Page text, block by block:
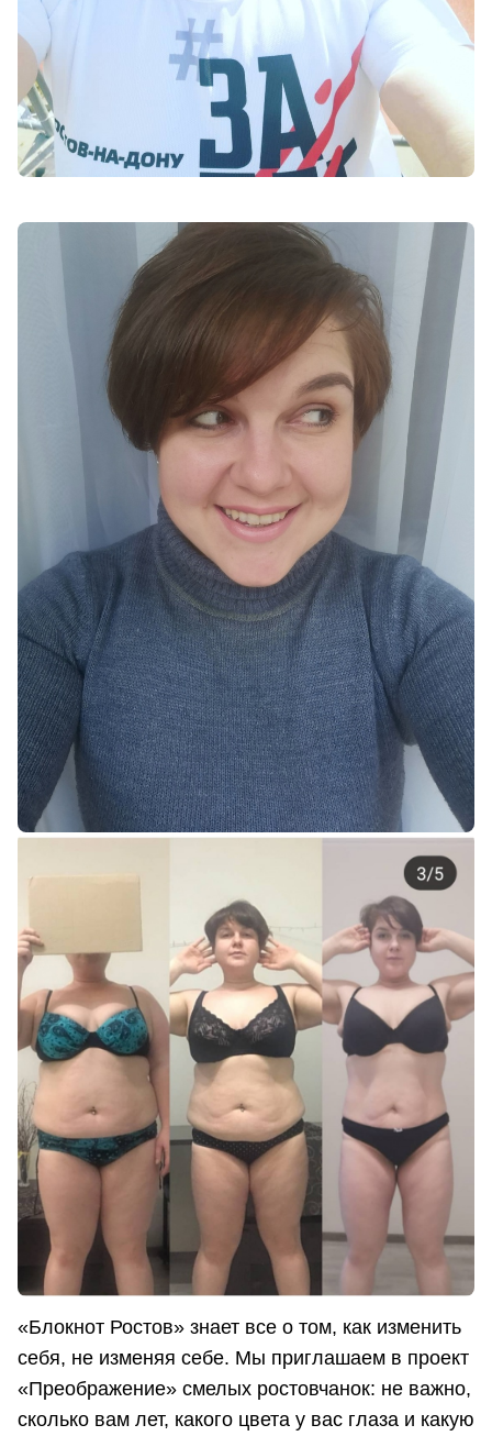
«Блокнот Ростов» знает все о том, как изменить
себя, не изменяя себе. Мы приглашаем в проект
«Преображение» смелых ростовчанок: не важно,
сколько вам лет, какого цвета у вас глаза и какую